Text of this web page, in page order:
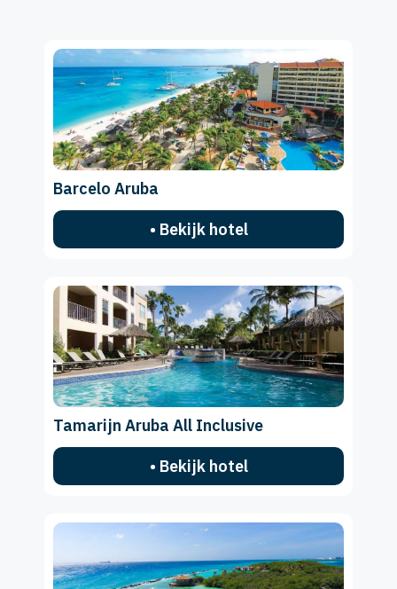
Barcelo Aruba
• Bekijk hotel
Tamarijn Aruba All Inclusive
• Bekijk hotel